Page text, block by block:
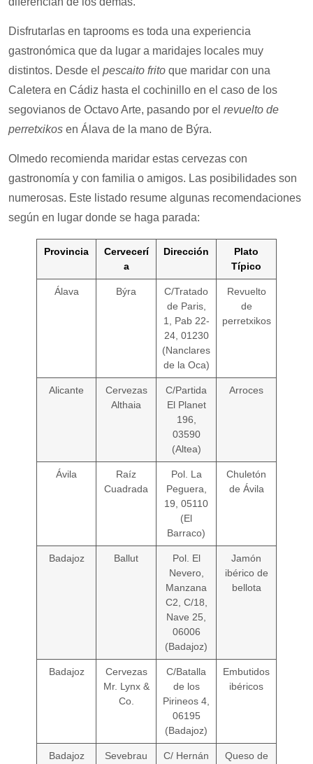
Disfrutarlas en taprooms es toda una experiencia
gastronómica que da lugar a maridajes locales muy
distintos. Desde el pescaito frito que maridar con una
Caletera en Cádiz hasta el cochinillo en el caso de los
segovianos de Octavo Arte, pasando por el revuelto de
perretxikos en Álava de la mano de Býra.
Olmedo recomienda maridar estas cervezas con
gastronomía y con familia o amigos. Las posibilidades son
numerosas. Este listado resume algunas recomendaciones
según en lugar donde se haga parada:
Provincia
Cervecerí
a
Dirección
Plato
Típico
Álava Býra
C/Tratado
de Paris,
1, Pab 22-
24, 01230
(Nanclares
de la Oca)
Revuelto
de
perretxikos
Alicante
Cervezas
Althaia
C/Partida
El Planet
196,
03590
(Altea)
Arroces
Ávila
Raíz
Cuadrada
Pol. La
Peguera,
19, 05110
(El
Barraco)
Chuletón
de Ávila
Badajoz Ballut
Pol. El
Nevero,
Manzana
C2, C/18,
Nave 25,
06006
(Badajoz)
Jamón
ibérico de
bellota
Badajoz
Cervezas
Mr. Lynx &
Co.
C/Batalla
de los
Pirineos 4,
06195
(Badajoz)
Embutidos
ibéricos
Badajoz Sevebrau
C/ Hernán
Queso de